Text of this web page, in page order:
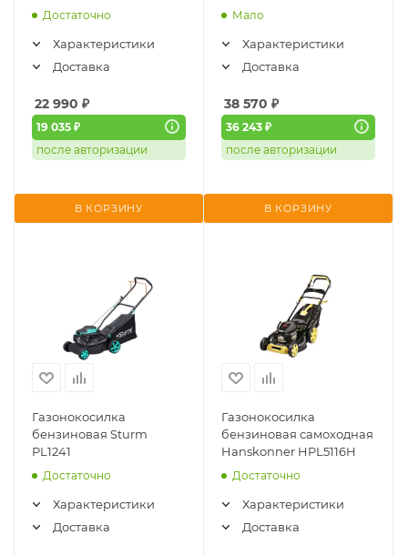
Достаточно
Характеристики
Доставка
22 990 ₽
19 035 ₽
после авторизации
В КОРЗИНУ
(вертикальное
Мало
Характеристики
Доставка
38 570 ₽
36 243 ₽
после авторизации
В КОРЗИНУ
Газонокосилка
бензиновая Sturm
PL1241
Достаточно
Характеристики
Доставка
Газонокосилка
бензиновая самоходная
Hanskonner HPL5116H
Достаточно
Характеристики
Доставка